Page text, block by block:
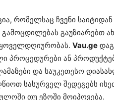
რომელსაც ჩვენი
გამოცდილებას გაუზიარებთ
Vau.ge
პროცედურები ან
და საუკეთესო
სასურველ შედეგებს
თუ ეზოში მოიპოვება.